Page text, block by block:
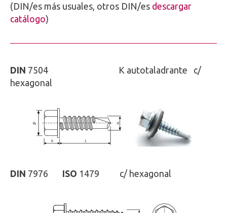
(DIN/es más usuales, otros DIN/es descargar
catálogo)
DIN 7504
K autotaladrante c/
hexagonal
DIN 7976 ISO 1479 c/ hexagonal